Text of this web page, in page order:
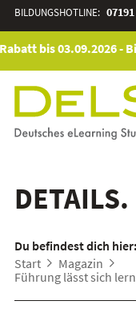
BILDUNGSHOTLINE:
bis 03.09.2026 -
DETAILS.
Du befindest dich hier:
Start
Magazin
Führung lässt sich